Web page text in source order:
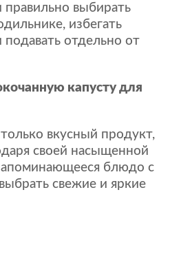
выбирать
избегать
подавать отдельно от
капусту для
вкусный продукт,
своей насыщенной
блюдо с
свежие и яркие